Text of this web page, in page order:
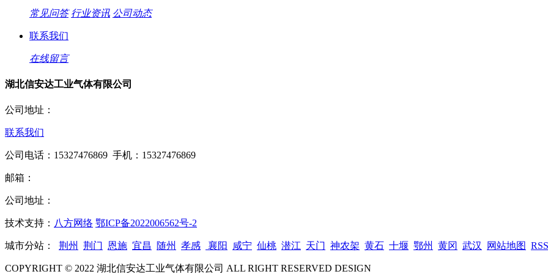
常见问答 行业资讯 公司动态
联系我们
在线留言
湖北信安达工业气体有限公司
公司地址：
联系我们
公司电话：15327476869 手机：15327476869
邮箱：
公司地址：
技术支持： 八方网络 鄂ICP备2022006562号-2
城市分站： 荆州 荆门 恩施 宜昌 随州 孝感 襄阳 咸宁 仙桃 潜江 天门 神农架 黄石 十堰 鄂州 黄冈 武汉 网站地图 RSS
COPYRIGHT © 2022 湖北信安达工业气体有限公司 ALL RIGHT RESERVED DESIGN